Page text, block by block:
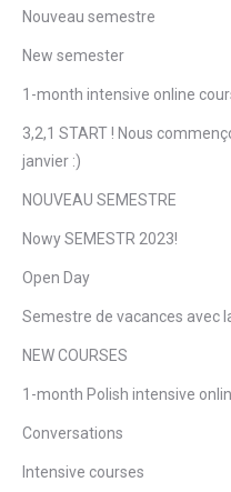
Nouveau semestre
New semester
1-month intensive online
3,2,1 START ! Nous
janvier :)
NOUVEAU SEMESTRE
Nowy SEMESTR 2023!
Open Day
Semestre de vacances avec
NEW COURSES
1-month Polish intensive
Conversations
Intensive courses